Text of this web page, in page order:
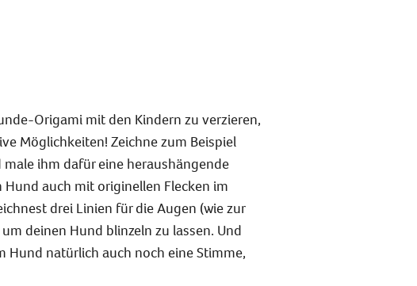
Origami mit den Kindern zu verzieren,
Möglichkeiten! Zeichne zum Beispiel
ihm dafür eine heraushängende
Hund auch mit originellen Flecken im
drei Linien für die Augen (wie zur
deinen Hund blinzeln zu lassen. Und
Hund natürlich auch noch eine Stimme,